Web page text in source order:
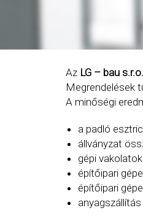
Az LG – bau s.r.o.
Megrendelések
A minőségi
a padló
állványzat
gépi vakolatok
építőipari
építőipari
anyagszállítás